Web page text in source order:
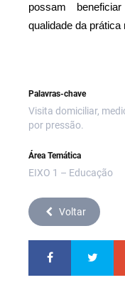
possam
qualidade da prática
Palavras-chave
Visita domiciliar,
por pressão.
Área Temática
EIXO 1 – Educação
Voltar